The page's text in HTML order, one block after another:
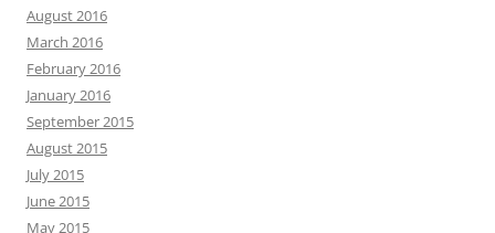
August 2016
March 2016
February 2016
January 2016
September 2015
August 2015
July 2015
June 2015
May 2015